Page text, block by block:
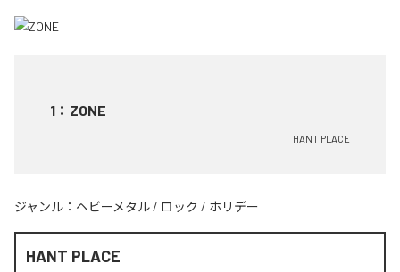
1 ： ZONE
HANT PLACE
ジャンル： ヘビーメタル / ロック / ホリデー
HANT PLACE